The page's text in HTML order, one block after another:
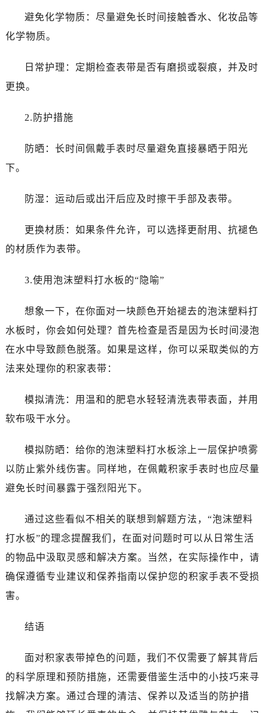
避免化学物质：尽量避免长时间接触香水、化妆品等
化学物质。
日常护理：定期检查表带是否有磨损或裂痕，并及时
更换。
2.防护措施
防晒：长时间佩戴手表时尽量避免直接暴晒于阳光
下。
防湿：运动后或出汗后应及时擦干手部及表带。
更换材质：如果条件允许，可以选择更耐用、抗褪色
的材质作为表带。
3.使用泡沫塑料打水板的“隐喻”
想象一下，在你面对一块颜色开始褪去的泡沫塑料打
水板时，你会如何处理？首先检查是否是因为长时间浸泡
在水中导致颜色脱落。如果是这样，你可以采取类似的方
法来处理你的积家表带：
模拟清洗：用温和的肥皂水轻轻清洗表带表面，并用
软布吸干水分。
模拟防晒：给你的泡沫塑料打水板涂上一层保护喷雾
以防止紫外线伤害。同样地，在佩戴积家手表时也应尽量
避免长时间暴露于强烈阳光下。
通过这些看似不相关的联想到解题方法，“泡沫塑料
打水板”的理念提醒我们，在面对问题时可以从日常生活
的物品中汲取灵感和解决方案。当然，在实际操作中，请
确保遵循专业建议和保养指南以保护您的积家手表不受损
害。
结语
面对积家表带掉色的问题，我们不仅需要了解其背后
的科学原理和预防措施，还需要借鉴生活中的小技巧来寻
找解决方案。通过合理的清洁、保养以及适当的防护措